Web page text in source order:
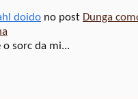
doido no post Dunga
sorc da mi...